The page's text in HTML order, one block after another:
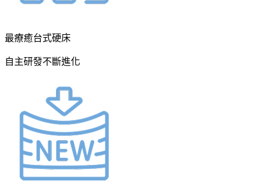
最療癒台式硬床
自主研發不斷進化